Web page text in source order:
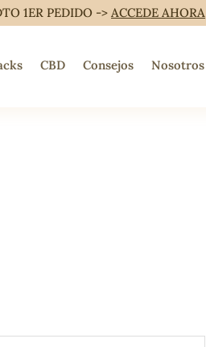
1ER PEDIDO -> ACCEDE AHORA
CBD Consejos Nosotros